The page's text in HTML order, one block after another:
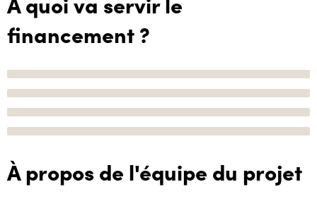
financement ?
À propos de l'équipe du projet